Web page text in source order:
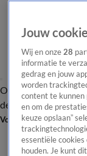
Overzicht
de redactie
Volg Shownieuws
Jouw
Wij en onze 28
informatie te
gedrag en jouw
worden
content te kunnen
en om de
keuze opslaan”
essentiële
houden. Je kunt